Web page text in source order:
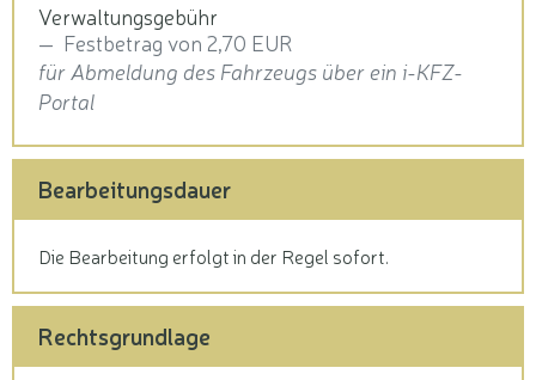
Verwaltungsgebühr
Festbetrag von 2,70 EUR
für Abmeldung des Fahrzeugs über ein i-KFZ-
Portal
Bearbeitungsdauer
Die Bearbeitung erfolgt in der Regel sofort.
Rechtsgrundlage